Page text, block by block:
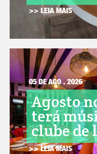
>> LEIA MAIS
05 DE AGO . 2026
Agosto
terá
clube de
>> LEIA MAIS